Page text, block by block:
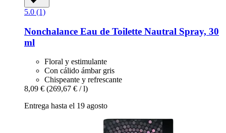
5.0 (1)
Nonchalance Eau de Toilette Nautral Spray, 30
ml
Floral y estimulante
Con cálido ámbar gris
Chispeante y refrescante
8,09 € (269,67 € / l)
Entrega hasta el 19 agosto